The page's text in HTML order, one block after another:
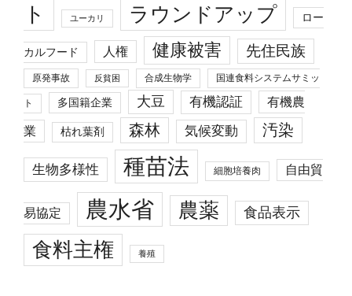
ト
ユーカリ ラウンドアップ ロー
カルフード 人権 健康被害 先住民族
原発事故 反貧困 合成生物学 国連食料システムサミッ
ト 多国籍企業 大豆 有機認証 有機農
業 枯れ葉剤 森林 気候変動 汚染
生物多様性 種苗法 細胞培養肉 自由貿
易協定 農水省 農薬 食品表示
食料主権 養殖